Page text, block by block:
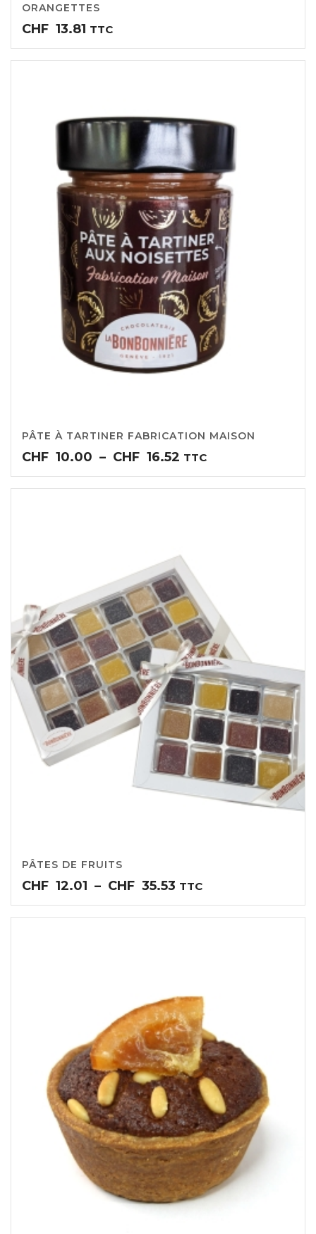
ORANGETTES
CHF 13.81 TTC
PÂTE À TARTINER FABRICATION MAISON
CHF 10.00 – CHF 16.52 Plage
de
prix :
TTC
PÂTES DE FRUITS
CHF 12.01 – CHF 35.53 Plage
de
prix :
TTC